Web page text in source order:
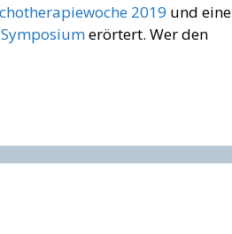
2019 und eine
erörtert. Wer den